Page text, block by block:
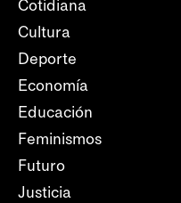
Cotidiana
Cultura
Deporte
Economía
Educación
Feminismos
Futuro
Justicia